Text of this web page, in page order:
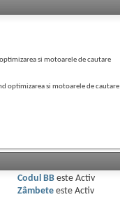
si motoarele de cautare
optimizarea si motoarele de cautare
Codul BBeste Activ
Zâmbeteeste Activ